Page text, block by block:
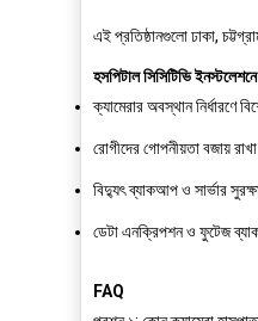
এই প্রতিষ্ঠানগুলো ঢাকা,
হসপিটাল সিসিটিভি
ক্যামেরার অবস্থান নির্ধারণে
রোগীদের গোপনীয়তা বজায় রাখা
বিদ্যুৎ ব্যাকআপ ও সার্ভার
ডেটা এনক্রিপশন ও ফুটেজ
FAQ